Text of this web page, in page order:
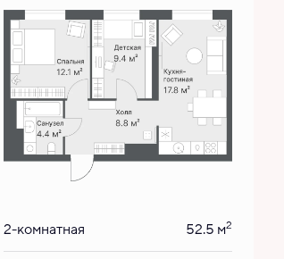
2-комнатная 52.5 м2